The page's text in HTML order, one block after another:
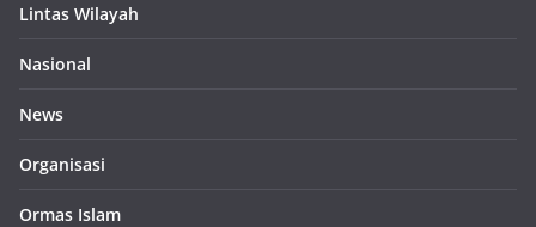
Lintas Wilayah
Nasional
News
Organisasi
Ormas Islam